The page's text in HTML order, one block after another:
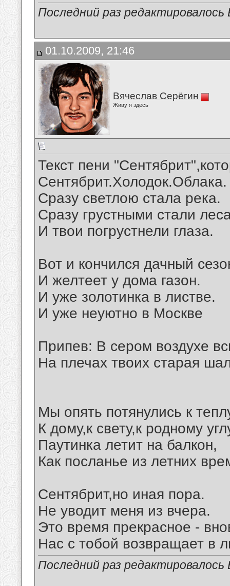
Последний раз
01.10.2009, 21:46
Вячеслав Серёгин
Живу я здесь
Текст пени
Сентябрит.Холодок.Облака.
Сразу светлою стала река.
Сразу грустными стали
И твои погрустнели глаза.
Вот и кончился дачный
И желтеет у дома газон.
И уже золотинка в листве.
И уже неуютно в Москве
Припев: В сером воздухе
На плечах твоих старая
Мы опять потянулись к
К дому,к свету,к родному
Паутинка летит на балкон,
Как посланье из летних
Сентябрит,но иная пора.
Не уводит меня из вчера.
Это время прекрасное -
Нас с тобой возвращает в
Последний раз